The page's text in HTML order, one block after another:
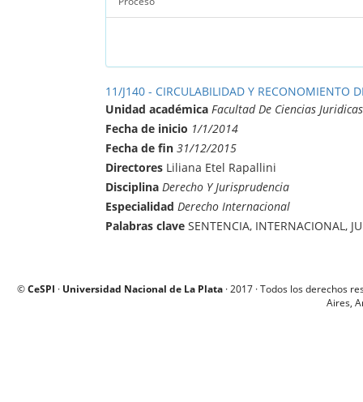
11/J140 - CIRCULABILIDAD Y RECONOMIENTO
Unidad académica Facultad De Ciencias
Fecha de inicio 1/1/2014
Fecha de fin 31/12/2015
Directores Liliana Etel Rapallini
Disciplina Derecho Y Jurisprudencia
Especialidad Derecho Internacional
Palabras clave SENTENCIA, INTERNACIONAL,
©CeSPI · Universidad Nacional de La Plata · 2017 · Todos los derechos
Aires,